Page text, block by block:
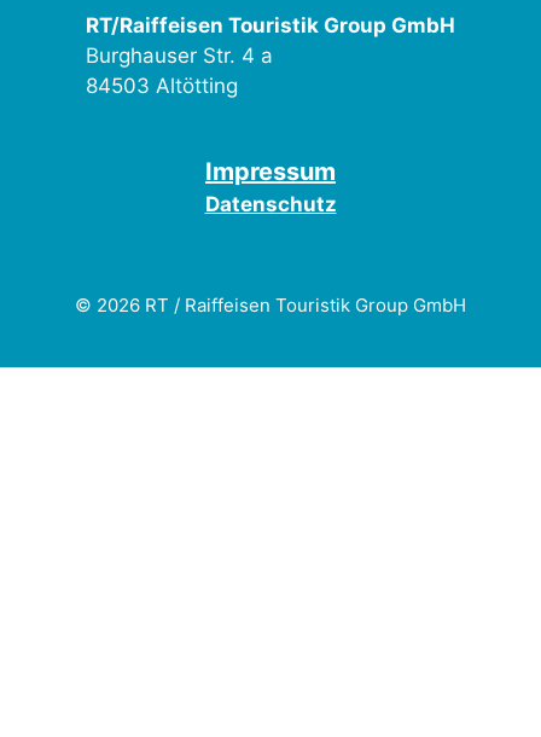
RT/Raiffeisen Touristik Group GmbH
Burghauser Str. 4 a
84503 Altötting
Impressum
Datenschutz
© 2026 RT / Raiffeisen Touristik Group GmbH